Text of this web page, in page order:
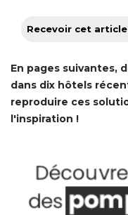
Recevoir cet article
En pages suivantes,
dans dix hôtels
reproduire ces
l'inspiration !